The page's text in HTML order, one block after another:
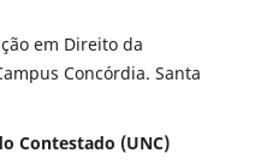
em Direito da
Concórdia. Santa
Contestado (UNC)